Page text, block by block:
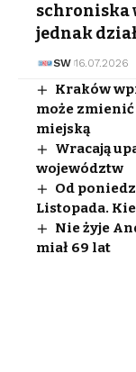
schroniska
jednak
SW 16.07.2026
Kraków
może
miejską
Wracają
województw
Od
Listopada.
Nie żyje
miał 69 lat